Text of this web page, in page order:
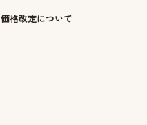
価格改定について